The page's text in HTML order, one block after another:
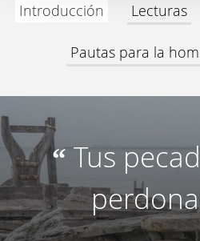
Introducción Lecturas
Pautas para la
“ Tus